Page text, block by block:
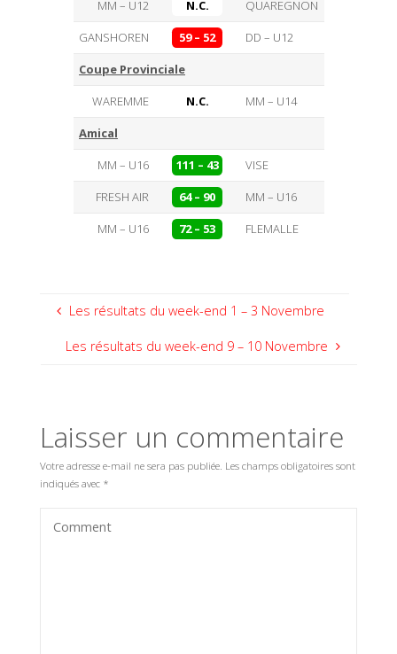
MM – U12 N.C.
QUAREGNON
GANSHOREN
59 – 52
DD – U12
Coupe Provinciale
WAREMME
N.C.
MM – U14
Amical
MM – U16
111 – 43
VISE
FRESH AIR
64 – 90
MM – U16
MM – U16
72 – 53 FLEMALLE
Les résultats du week-end 1 – 3 Novembre
Les résultats du week-end 9 – 10 Novembre
Laisser un commentaire
Votre adresse e-mail ne sera pas publiée. Les champs obligatoires sont
indiqués avec *